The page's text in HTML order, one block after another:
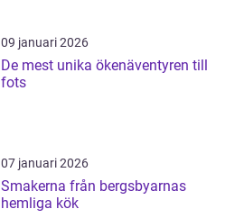
09 januari 2026
De mest unika ökenäventyren till
fots
07 januari 2026
Smakerna från bergsbyarnas
hemliga kök